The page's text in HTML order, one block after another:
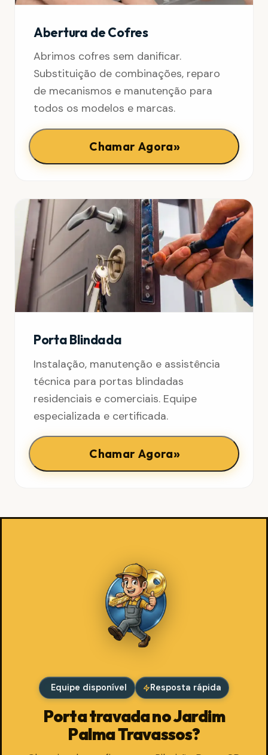
Abertura de Cofres
Abrimos cofres sem danificar.
Substituição de combinações, reparo
de mecanismos e manutenção para
todos os modelos e marcas.
Chamar Agora»
Porta Blindada
Instalação, manutenção e assistência
técnica para portas blindadas
residenciais e comerciais. Equipe
especializada e certificada.
Chamar Agora»
Equipe disponível Resposta rápida
Porta travada no Jardim
Palma Travassos?